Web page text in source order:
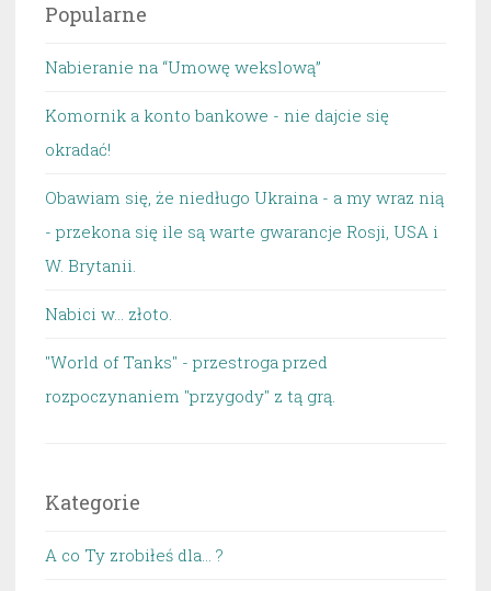
Popularne
Nabieranie na “Umowę wekslową”
Komornik a konto bankowe - nie dajcie się
okradać!
Obawiam się, że niedługo Ukraina - a my wraz nią
- przekona się ile są warte gwarancje Rosji, USA i
W. Brytanii.
Nabici w... złoto.
"World of Tanks" - przestroga przed
rozpoczynaniem "przygody" z tą grą.
Kategorie
A co Ty zrobiłeś dla… ?